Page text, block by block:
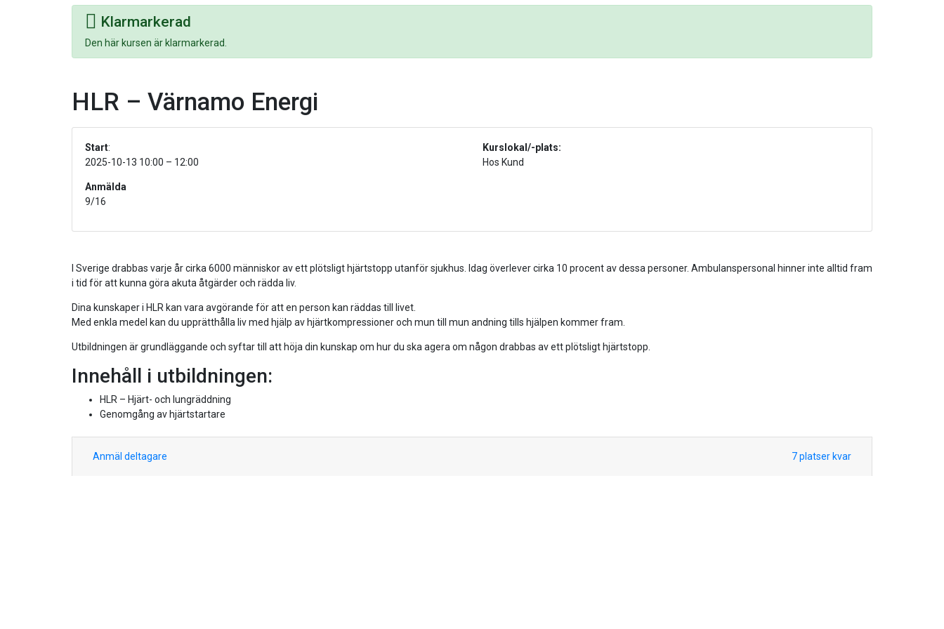
Klarmarkerad
Den här kursen är klarmarkerad.
HLR – Värnamo Energi
Start:
2025-10-13 10:00 – 12:00
Anmälda
9/16
Kurslokal/-plats:
Hos Kund
I Sverige drabbas varje år cirka 6000 människor av ett plötsligt hjärtstopp utanför sjukhus. Idag överlever cirka 10 procent av dessa personer. Ambulanspersonal hinner inte alltid fram
i tid för att kunna göra akuta åtgärder och rädda liv.
Dina kunskaper i HLR kan vara avgörande för att en person kan räddas till livet.
Med enkla medel kan du upprätthålla liv med hjälp av hjärtkompressioner och mun till mun andning tills hjälpen kommer fram.
Utbildningen är grundläggande och syftar till att höja din kunskap om hur du ska agera om någon drabbas av ett plötsligt hjärtstopp.
Innehåll i utbildningen:
HLR – Hjärt- och lungräddning
Genomgång av hjärtstartare
Anmäl deltagare 7platser kvar